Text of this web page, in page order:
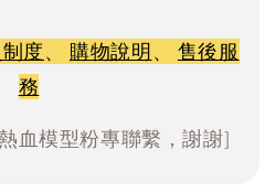
度、 購物說明、 售後服
務
血模型粉專聯繫，謝謝]